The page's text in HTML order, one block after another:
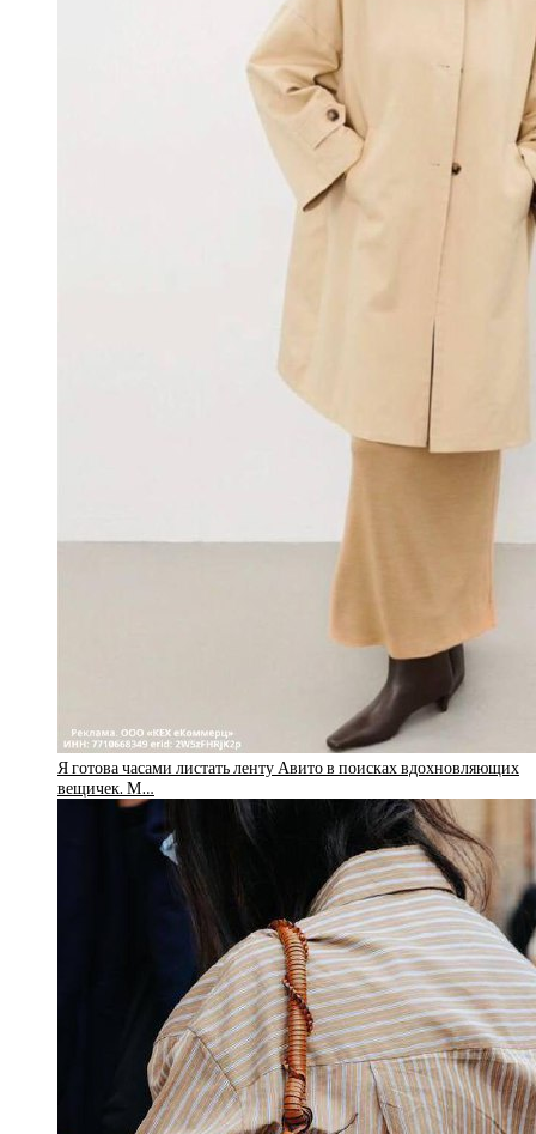
Я готова часами листать ленту Авито в поисках вдохновляющих
вещичек. М…